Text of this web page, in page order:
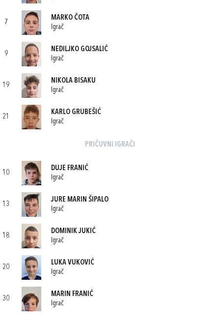
7
MARKO ČOTA
Igrač
9
NEDILJKO GOJSALIĆ
Igrač
19
NIKOLA BISAKU
Igrač
21
KARLO GRUBEŠIĆ
Igrač
PRIČUVNI IGRAČI
10
DUJE FRANIĆ
Igrač
13
JURE MARIN ŠIPALO
Igrač
18
DOMINIK JUKIĆ
Igrač
20
LUKA VUKOVIĆ
Igrač
30
MARIN FRANIĆ
Igrač